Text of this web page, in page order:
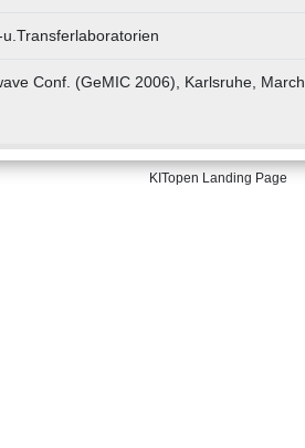
Conf. (GeMIC 2006), Karlsruhe, March
KITopen Landing Page